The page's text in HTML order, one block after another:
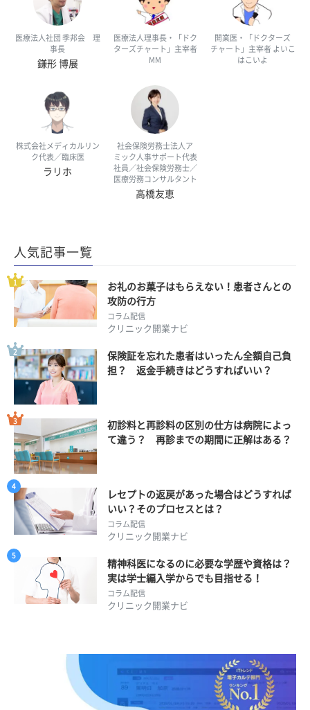
医療法人社団 季邦会 理
事長
鎌形 博展
医療法人理事長・「ドク
ターズチャート」主宰者
MM
開業医・「ドクターズ
チャート」主宰者 よいこ
はこいよ
株式会社メディカルリン
ク代表／臨床医
ラリホ
社会保険労務士法人ア
ミック人事サポート代表
社員／社会保険労務士／
医療労務コンサルタント
高橋友恵
人気記事一覧
お礼のお菓子はもらえない！患者さんとの
攻防の行方
コラム配信
クリニック開業ナビ
保険証を忘れた患者はいったん全額自己負
担？ 返金手続きはどうすればいい？
初診料と再診料の区別の仕方は病院によっ
て違う？ 再診までの期間に正解はある？
レセプトの返戻があった場合はどうすれば
いい？そのプロセスとは？
コラム配信
クリニック開業ナビ
精神科医になるのに必要な学歴や資格は？
実は学士編入学からでも目指せる！
コラム配信
クリニック開業ナビ